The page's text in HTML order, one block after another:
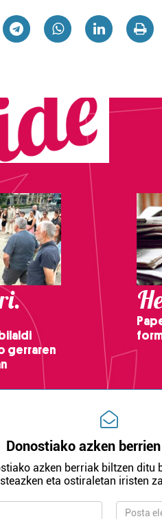
gerraren
Donostiako azken
azken berriak biltzen ditu
eta ostiraletan iristen